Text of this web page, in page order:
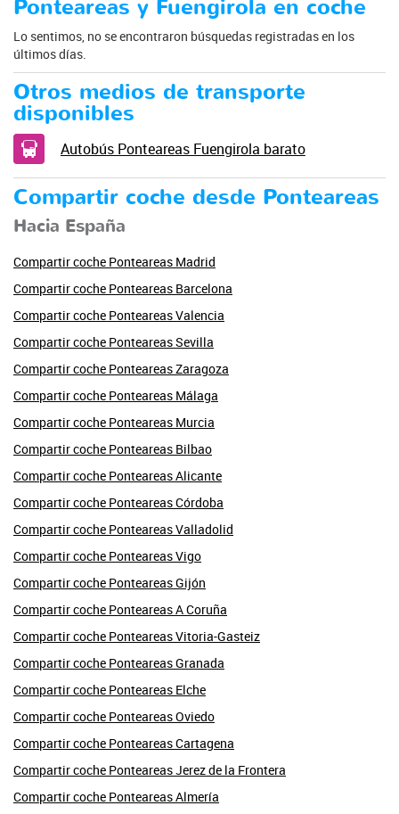
Ponteareas y Fuengirola en coche
Lo sentimos, no se encontraron búsquedas registradas en los
últimos días.
Otros medios de transporte
disponibles
Autobús Ponteareas Fuengirola barato
Compartir coche desde Ponteareas
Hacia España
Compartir coche Ponteareas Madrid
Compartir coche Ponteareas Barcelona
Compartir coche Ponteareas Valencia
Compartir coche Ponteareas Sevilla
Compartir coche Ponteareas Zaragoza
Compartir coche Ponteareas Málaga
Compartir coche Ponteareas Murcia
Compartir coche Ponteareas Bilbao
Compartir coche Ponteareas Alicante
Compartir coche Ponteareas Córdoba
Compartir coche Ponteareas Valladolid
Compartir coche Ponteareas Vigo
Compartir coche Ponteareas Gijón
Compartir coche Ponteareas A Coruña
Compartir coche Ponteareas Vitoria-Gasteiz
Compartir coche Ponteareas Granada
Compartir coche Ponteareas Elche
Compartir coche Ponteareas Oviedo
Compartir coche Ponteareas Cartagena
Compartir coche Ponteareas Jerez de la Frontera
Compartir coche Ponteareas Almería